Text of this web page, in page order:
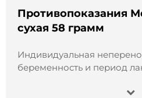
регламентируется
численности популяции
крупных животных, как
Противопоказания
сухая 58 грамм
Индивидуальная
беременность и период